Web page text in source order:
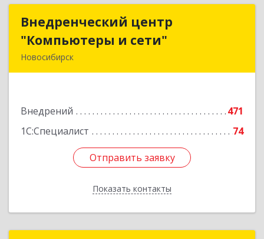
Внедренческий центр
"Компьютеры и сети"
Новосибирск
Внедрений
471
1С:Специалист
74
Отправить заявку
Показать контакты
Внедренческий центр
"Компьютеры и сети"
Подробнее
Отправить заявку
Назад